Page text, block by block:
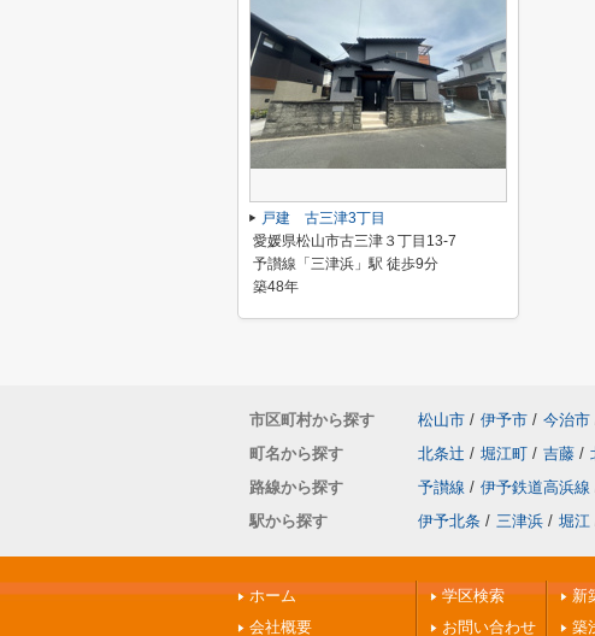
戸建 古三津3丁目
愛媛県松山市古三津３丁目13-7
予讃線「三津浜」駅 徒歩9分
築48年
市区町村から探す 松山市 / 伊予市 / 今治市
町名から探す
北条辻 / 堀江町 / 吉藤 /
路線から探す
予讃線 / 伊予鉄道高浜線
駅から探す
伊予北条 / 三津浜 / 堀江
ホーム
会社概要
学区検索
お問い合わせ
新
築